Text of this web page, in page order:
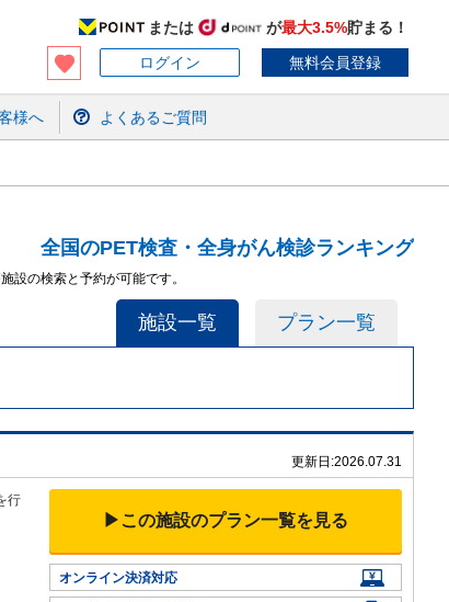
または が最大3.5%貯まる！
ログイン
無料会員登録
様へ よくあるご質問
全国のPET検査・全身がん検診ランキング
設の検索と予約が可能です。
施設一覧 プラン一覧
更新日:2026.07.31
行
▶この施設のプラン一覧を見る
オンライン決済対応